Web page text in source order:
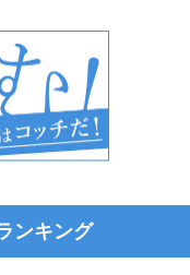
ンキング